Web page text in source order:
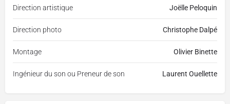
Direction artistique Joëlle Peloquin
Direction photo Christophe Dalpé
Montage Olivier Binette
Ingénieur du son ou Preneur de son Laurent Ouellette